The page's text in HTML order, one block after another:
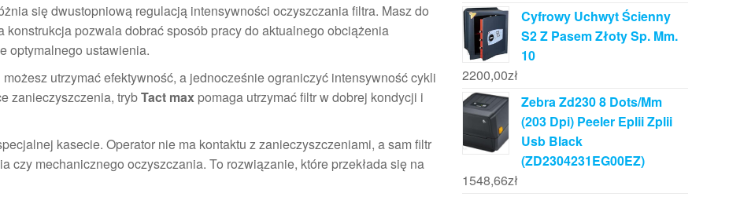
się dwustopniową regulacją intensywności oczyszczania filtra. Masz do
konstrukcja pozwala dobrać sposób pracy do aktualnego obciążenia
optymalnego ustawienia.
utrzymać efektywność, a jednocześnie ograniczyć intensywność cykli
zanieczyszczenia, trybTact max pomaga utrzymać filtr w dobrej kondycji i
kasecie. Operator nie ma kontaktu z zanieczyszczeniami, a sam filtr
czy mechanicznego oczyszczania. To rozwiązanie, które przekłada się na
Cyfrowy Uchwyt Ścienny
S2 Z Pasem Złoty Sp. Mm.
10
2200,00zł
Zebra Zd230 8 Dots/Mm
(203 Dpi) Peeler Eplii Zplii
Usb Black
(ZD2304231EG00EZ)
1548,66zł